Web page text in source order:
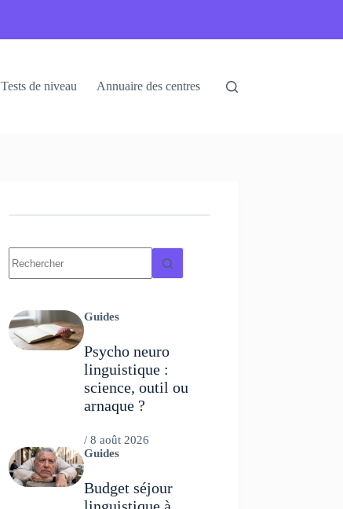
Tests de niveau Annuaire des centres
Guides
Psycho neuro
linguistique :
science, outil ou
arnaque ?
/8 août 2026
Guides
Budget séjour